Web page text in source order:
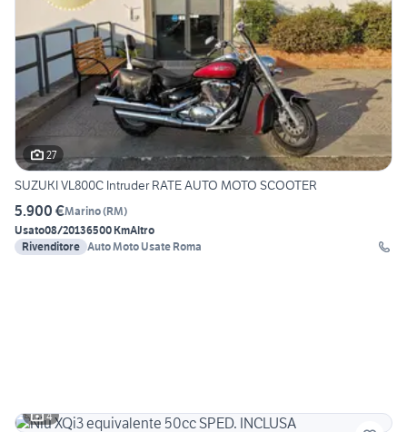
27
SUZUKI VL800C Intruder RATE AUTO MOTO SCOOTER
5.900 €Marino(RM)
Usato08/20136500 KmAltro
Rivenditore Auto Moto Usate Roma
4